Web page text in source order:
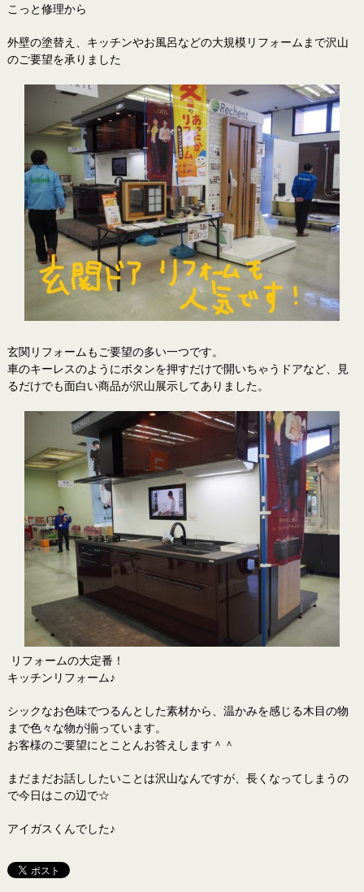
こっと修理から
外壁の塗替え、キッチンやお風呂などの大規模リフォームまで沢山
のご要望を承りました
玄関リフォームもご要望の多い一つです。
車のキーレスのようにボタンを押すだけで開いちゃうドアなど、見
るだけでも面白い商品が沢山展示してありました。
リフォームの大定番！
キッチンリフォーム♪
シックなお色味でつるんとした素材から、温かみを感じる木目の物
まで色々な物が揃っています。
お客様のご要望にとことんお答えします＾＾
まだまだお話ししたいことは沢山なんですが、長くなってしまうの
で今日はこの辺で☆
アイガスくんでした♪